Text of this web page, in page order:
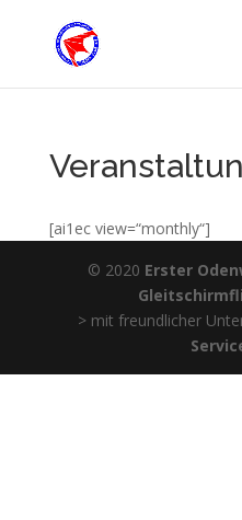
[ai1ec view=“monthly“]
© 2020 Erster
> mit freundlicher